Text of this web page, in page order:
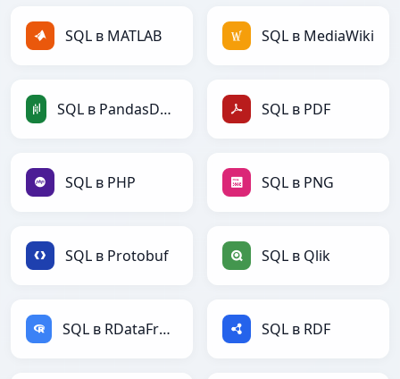
SQL в MATLAB SQL в MediaWiki
SQL в PandasDataFrame SQL в PDF
SQL в PHP SQL в PNG
SQL в Protobuf SQL в Qlik
SQL в RDataFrame SQL в RDF